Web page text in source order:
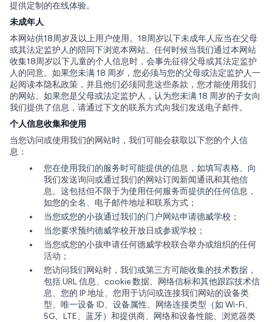
提供定制的在线体验。
未成年人
本网站供18周岁及以上用户使用。18周岁以下未成年人应当在父母
或其法定监护人的陪同下浏览本网站。任何时候当我们通过本网站
收集18周岁以下儿童的个人信息时，会事先征得父母或其法定监护
人的同意。如果您未满 18 周岁，您必须与您的父母或法定监护人一
起阅读本隐私政策，并且他们必须同意这些条款，您才能使用我们
的网站。如果您是父母或法定监护人，认为您未满 18 周岁的子女向
我们提供了信息，请通过下文的联系方式向我们发送电子邮件。
个人信息收集和使用
当您访问或使用我们的网站时，我们可能会获取以下您的个人信
息：
您在使用我们的服务时可能提供的信息，如填写表格、向
我们发送询问或通过我们的网站订阅新闻通讯和其他信
息。这包括但不限于为使用任何服务而提供的任何信息，
如您的全名、电子邮件地址和联系方式；
当您或您的小孩通过我们的门户网站申请德威学校；
当您要求预约德威学校开放日或参观学校；
当您或您的小孩申请任何德威学校联合举办或组织的任何
活动；
您访问我们网站时，我们或第三方可能收集的技术数据，
包括 URL 信息、cookie 数据、网络信标和其他跟踪技术信
息、您的 IP 地址、您用于访问或连接我们网站的设备类
型、唯一设备 ID、设备属性、网络连接类型（如 Wi-Fi、
5G、LTE、蓝牙）和提供商、网络和设备性能、浏览器类